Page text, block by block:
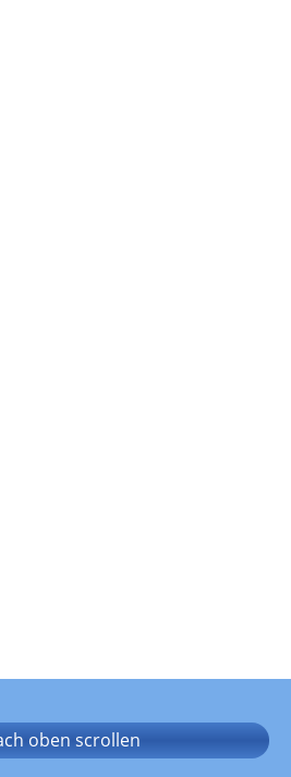
oben scrollen